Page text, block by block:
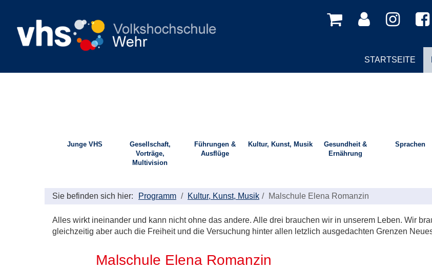
STARTSEITE
Junge VHS
Gesellschaft,
Vorträge,
Multivision
Führungen &
Ausflüge
Kultur, Kunst, Musik
Gesundheit &
Ernährung
Sprachen
Sie befinden sich hier: Programm Kultur, Kunst, Musik Malschule Elena Romanzin
Alles wirkt ineinander und kann nicht ohne das andere. Alle drei brauchen wir in unserem Leben. Wir
gleichzeitig aber auch die Freiheit und die Versuchung hinter allen letzlich ausgedachten Grenzen
Malschule Elena Romanzin